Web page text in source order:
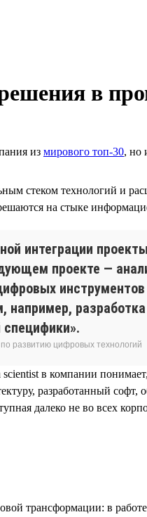
в
из мирового топ-30, но
стеком технологий и
решаются на стыке
интеграции
проекте —
например,
специфики».
развитию цифровых технологий
в компании
разработанный
далеко не во всех
трансформации: в